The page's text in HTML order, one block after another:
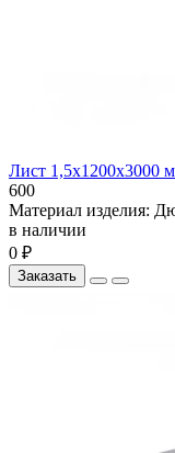
Лист 1,5х1200х3000
600
Материал изделия:
в наличии
0 ₽
Заказать